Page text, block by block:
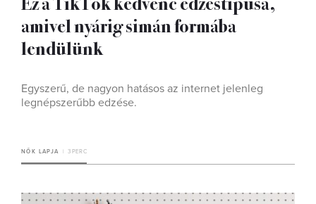
amivel nyárig simán formába
lendülünk
Egyszerű, de nagyon hatásos az internet jelenleg
legnépszerűbb edzése.
NŐK LAPJA 3 PERC